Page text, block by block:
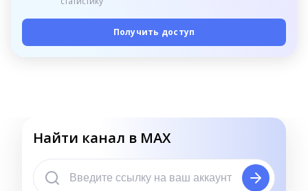
Получить доступ
Найти канал в MAX